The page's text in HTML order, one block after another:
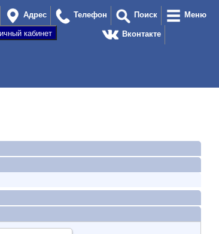
Меню
Поиск
Телефон
Адрес
Вконтакте